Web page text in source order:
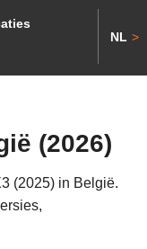
NL >
(2026)
(2025) in België.